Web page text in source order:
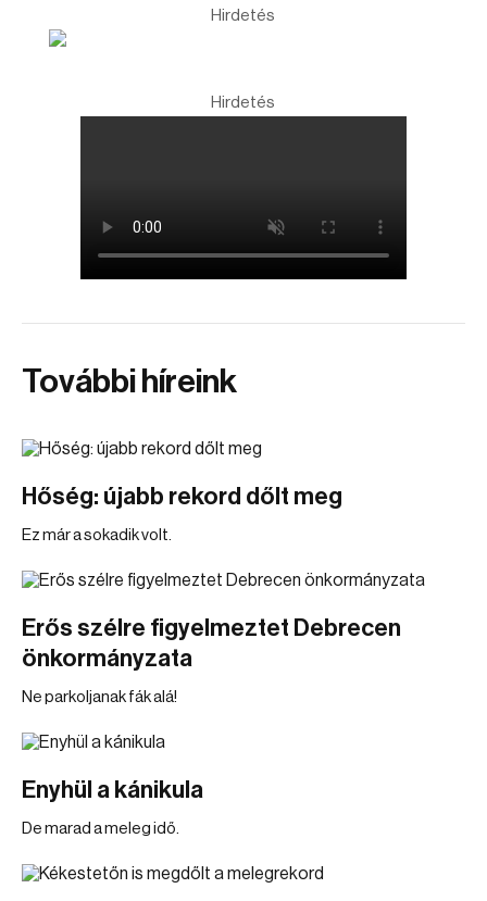
Hirdetés
Hirdetés
További híreink
Hőség: újabb rekord dőlt meg
Ez már a sokadik volt.
Erős szélre figyelmeztet Debrecen
önkormányzata
Ne parkoljanak fák alá!
Enyhül a kánikula
De marad a meleg idő.